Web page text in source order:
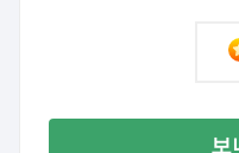
보